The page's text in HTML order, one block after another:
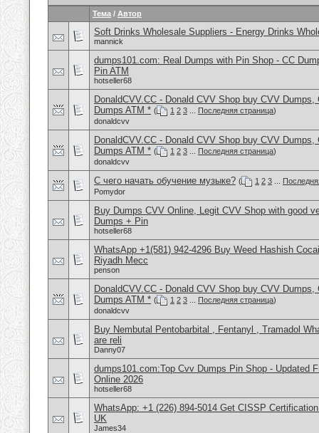
Тема / Автор
Soft Drinks Wholesale Suppliers - Energy Drinks
mannick
dumps101.com: Real Dumps with Pin Shop - CC
Pin ATM
hotseller68
DonaldCVV.CC - Donald CVV Shop buy CVV
Dumps ATM * ( 1 2 3 Последняя страница)
donaldcvv
DonaldCVV.CC - Donald CVV Shop buy CVV
Dumps ATM * ( 1 2 3 Последняя страница)
donaldcvv
С чего начать обучение музыке? ( 1 2 3
Pomydor
Buy Dumps CVV Online, Legit CVV Shop with good
Dumps + Pin
hotseller68
WhatsApp +1(581) 942-4296 Buy Weed Hashish
Riyadh Mecc
penson
DonaldCVV.CC - Donald CVV Shop buy CVV
Dumps ATM * ( 1 2 3 Последняя страница)
donaldcvv
Buy Nembutal Pentobarbital , Fentanyl , Tramadol
are reli
Danny07
dumps101.com:Top Cvv Dumps Pin Shop - Updated
Online 2026
hotseller68
WhatsApp: +1 (226) 894-5014​ Get CISSP
UK
James34